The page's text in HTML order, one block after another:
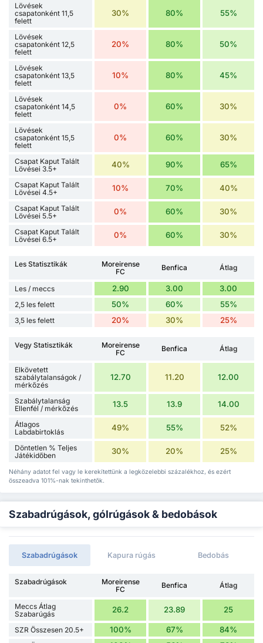
Lövések
csapatonként 11,5
felett
30% 80% 55%
Lövések
csapatonként 12,5
felett
20% 80% 50%
Lövések
csapatonként 13,5
felett
10% 80% 45%
Lövések
csapatonként 14,5
felett
0% 60% 30%
Lövések
csapatonként 15,5
felett
0% 60% 30%
Csapat Kaput Talált
Lövései 3.5+
40% 90% 65%
Csapat Kaput Talált
Lövései 4.5+
10% 70% 40%
Csapat Kaput Talált
Lövései 5.5+
0% 60% 30%
Csapat Kaput Talált
Lövései 6.5+
0% 60% 30%
Les Statisztikák
Moreirense
FC
Benfica Átlag
Les / meccs 2.90 3.00 3.00
2,5 les felett 50% 60% 55%
3,5 les felett 20% 30% 25%
Vegy Statisztikák
Moreirense
FC
Benfica Átlag
Elkövetett
szabálytalanságok /
mérkőzés
12.70 11.20 12.00
Szabálytalanság
Ellenfél / mérkőzés
13.5 13.9 14.00
Átlagos
Labdabirtoklás
49% 55% 52%
Döntetlen % Teljes
Játékidőben
30% 20% 25%
Néhány adatot fel vagy le kerekítettünk a legközelebbi százalékhoz, és ezért
összeadva 101%-nak tekinthetők.
Szabadrúgások, gólrúgások & bedobások
Szabadrúgások Kapura rúgás Bedobás
Szabadrúgások
Moreirense
FC
Benfica Átlag
Meccs Átlag
Szabarúgás
26.2 23.89 25
SZR Összesen 20.5+ 100% 67% 84%